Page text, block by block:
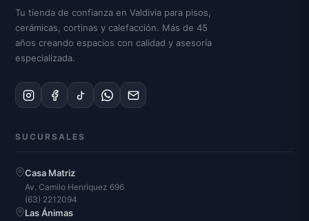
Tu tienda de confianza en Valdivia para pisos,
cerámicas, cortinas y calefacción. Más de 45
años creando espacios con calidad y asesoría
especializada.
SUCURSALES
Casa Matriz
Av. Camilo Henríquez 696
(63) 2212094
Las Ánimas